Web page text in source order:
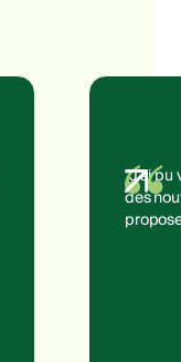
“J’ai
des